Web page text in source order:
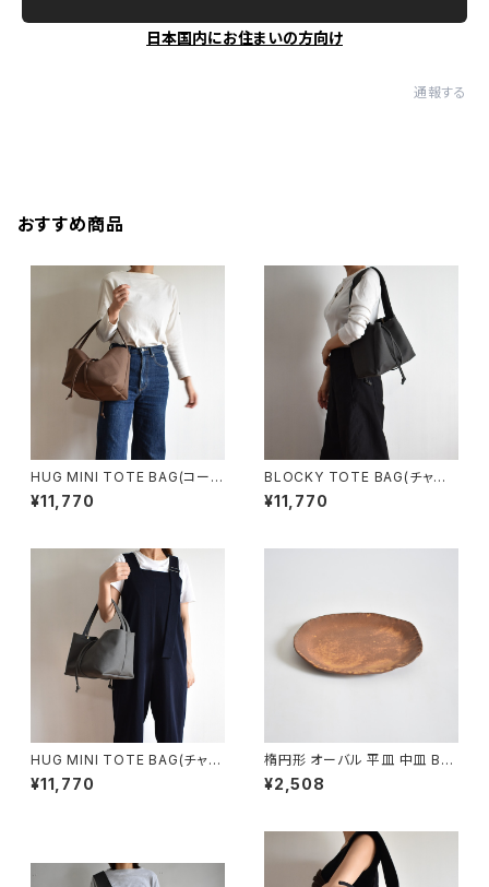
日本国内にお住まいの方向け
通報する
おすすめ商品
HUG MINI TOTE BAG(コーヒ
ー/ブラウン)
¥11,770
BLOCKY TOTE BAG(チャコ
ール/グレー)
¥11,770
HUG MINI TOTE BAG(チャコ
ール/グレー)
¥11,770
楕円形 オーバル 平皿 中皿 BS
P090
¥2,508